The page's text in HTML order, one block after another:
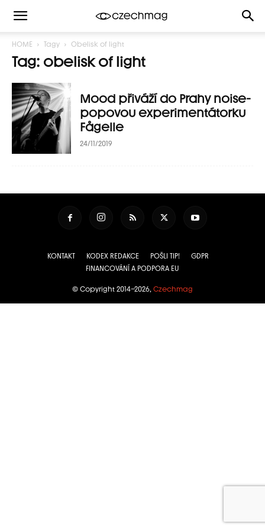
HOME Tagy Obelisk of light
Tag: obelisk of light
Mood přiváží do Prahy noise-
popovou experimentátorku
Fågelle
24/11/2019
KONTAKT KODEX REDAKCE POŠLI TIP!
GDPR
FINANCOVÁNÍ A PODPORA EU
© Copyright 2014–2026, Czechmag